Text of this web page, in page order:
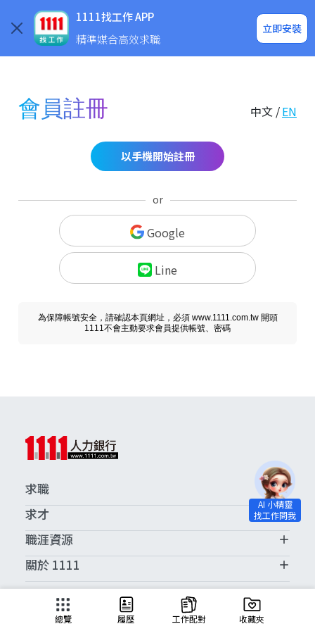
1111找工作 APP
精準媒合高效求職
立即安裝
企業求才
會員註冊 中文 /EN
以手機開始註冊
or
Google
Line
為保障帳號安全，請確認本頁網址，必須 www.1111.com.tw 開頭
1111不會主動要求會員提供帳號、密碼
求職
求才
職涯資源
關於 1111
求職服務中心
總覽 履歷 工作配對 收藏夾